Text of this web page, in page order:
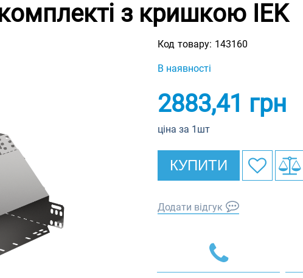
з кришкою IEK
Код товару: 143160
В наявності
2883,41 грн
ціна за 1шт
КУПИТИ
Додати відгук